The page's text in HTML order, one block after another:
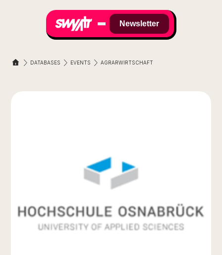
Newsletter
DATABASES EVENTS AGRARWIRTSCHAFT